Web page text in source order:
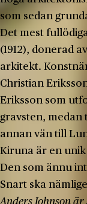
som sedan
Det mest
(1912), donerad
arkitekt.
Christian
Eriksson som
gravsten, medan
annan vän till
Kiruna är en
Den som ännu
Snart ska
Anders Johnson